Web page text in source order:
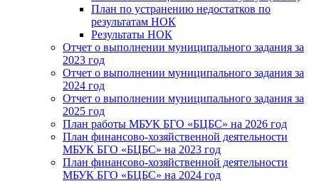
План по устранению недостатков по
результатам НОК
Результаты НОК
Отчет о выполнении муниципального задания за
2023 год
Отчет о выполнении муниципального задания за
2024 год
Отчет о выполнении муниципального задания за
2025 год
План работы МБУК БГО «БЦБС» на 2026 год
План финансово-хозяйственной деятельности
МБУК БГО «БЦБС» на 2023 год
План финансово-хозяйственной деятельности
МБУК БГО «БЦБС» на 2024 год